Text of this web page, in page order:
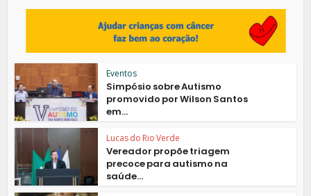
Eventos
Simpósio sobre Autismo
promovido por Wilson Santos
em...
Lucas do Rio Verde
Vereador propõe triagem
precoce para autismo na
saúde...